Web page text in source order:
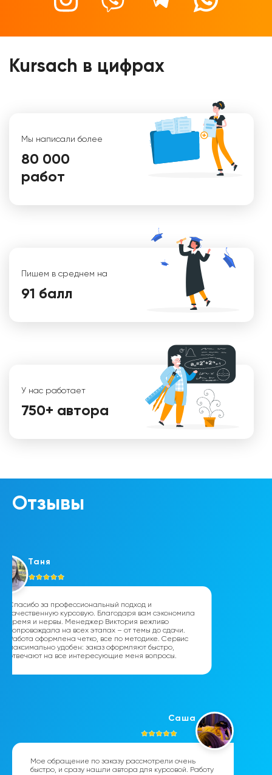
Kursach в цифрах
Мы написали более
80 000
работ
Пишем в среднем на
91 балл
У нас работает
750+ автора
Отзывы
Мария
Таня
Спасибо за профессиональный подход и
качественную курсовую. Благодаря вам сэкономила
время и нервы. Менеджер Виктория вежливо
сопровождала на всех этапах – от темы до сдачи.
Работа оформлена четко, все по методике. Сервис
максимально удобен: заказ оформляют быстро,
отвечают на все интересующие меня вопросы.
Саша
Мое обращение по заказу рассмотрели очень
быстро, и сразу нашли автора для курсовой. Работу